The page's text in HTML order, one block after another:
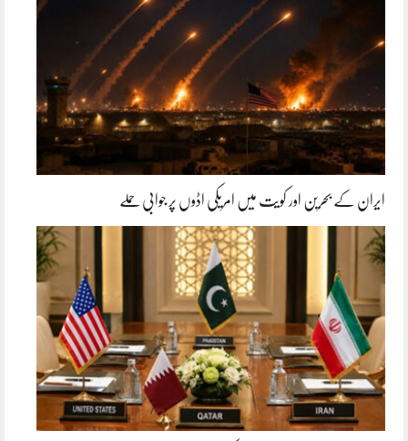
ایران کے بحرین اور کویت میں امریکی اڈوں پر جوابی حملے